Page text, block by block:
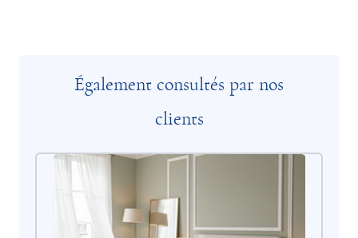
Également consultés par nos
clients